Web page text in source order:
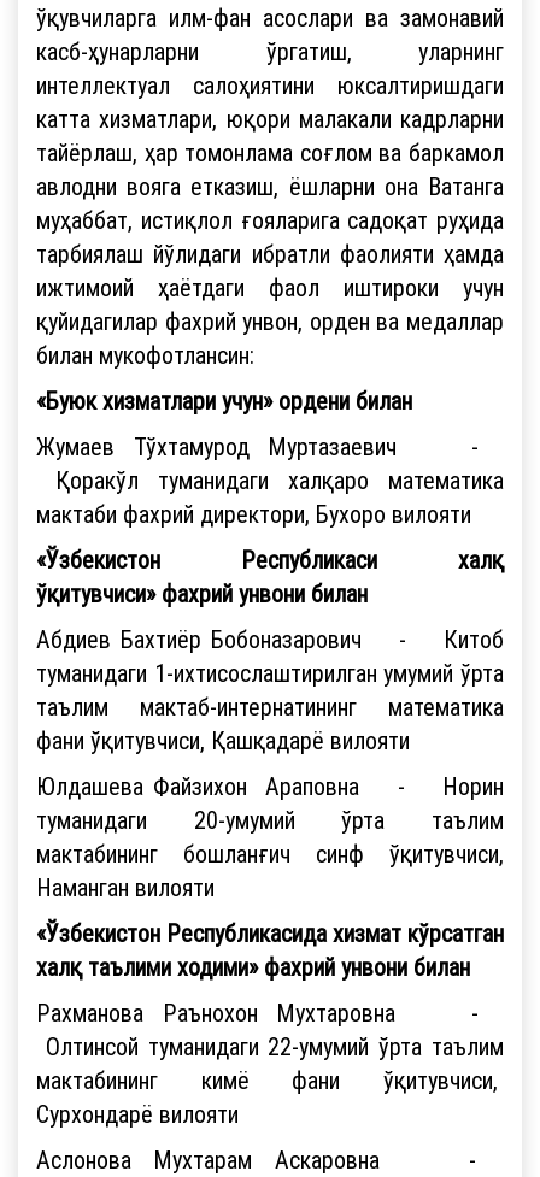
ўқувчиларга илм-фан асослари ва замонавий
касб-ҳунарларни ўргатиш, уларнинг
интеллектуал салоҳиятини юксалтиришдаги
катта хизматлари, юқори малакали кадрларни
тайёрлаш, ҳар томонлама соғлом ва баркамол
авлодни вояга етказиш, ёшларни она Ватанга
муҳаббат, истиқлол ғояларига садоқат руҳида
тарбиялаш йўлидаги ибратли фаолияти ҳамда
ижтимоий ҳаётдаги фаол иштироки учун
қуйидагилар фахрий унвон, орден ва медаллар
билан мукофотлансин:
«Буюк хизматлари учун» ордени билан
Жумаев Тўхтамурод Муртазаевич -
Қоракўл туманидаги халқаро математика
мактаби фахрий директори, Бухоро вилояти
«Ўзбекистон Республикаси халқ
ўқитувчиси» фахрий унвони билан
Абдиев Бахтиёр Бобоназарович - Китоб
туманидаги 1-ихтисослаштирилган умумий ўрта
таълим мактаб-интернатининг математика
фани ўқитувчиси, Қашқадарё вилояти
Юлдашева Файзихон Араповна - Норин
туманидаги 20-умумий ўрта таълим
мактабининг бошланғич синф ўқитувчиси,
Наманган вилояти
«Ўзбекистон Республикасида хизмат кўрсатган
халқ таълими ходими» фахрий унвони билан
Рахманова Раънохон Мухтаровна -
Олтинсой туманидаги 22-умумий ўрта таълим
мактабининг кимё фани ўқитувчиси,
Сурхондарё вилояти
Аслонова Мухтарам Аскаровна -